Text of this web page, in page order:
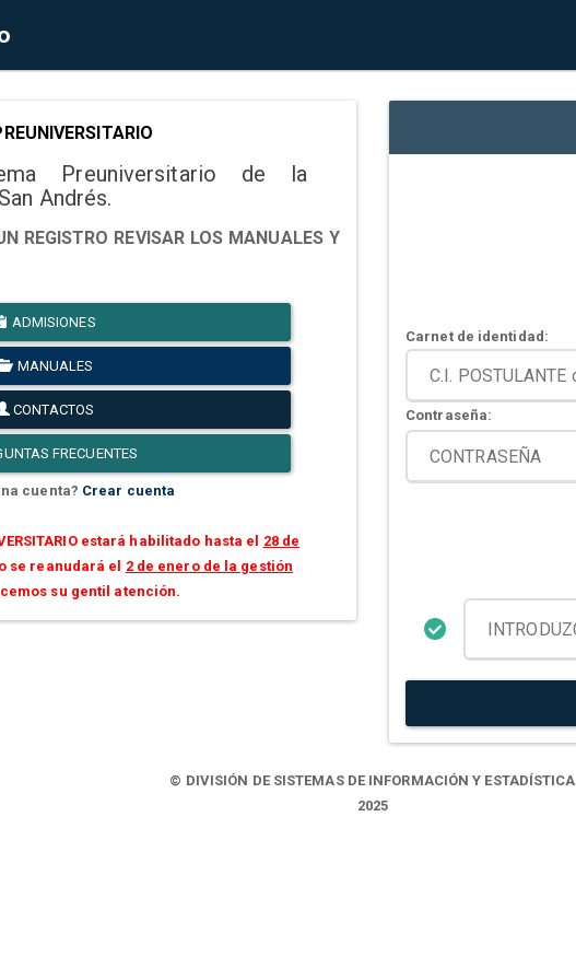
Preuniversitario de la
Andrés.
REGISTRO REVISAR LOS MANUALES Y
ADMISIONES
MANUALES
CONTACTOS
FRECUENTES
cuenta? Crear cuenta
estará habilitado hasta el 28 de
se reanudará el 2 de enero de la gestión
su gentil atención.
Carnet de identidad:
Contraseña:
© DIVISIÓN DE SISTEMAS DE INFORMACIÓN Y ESTADÍSTICA
2025